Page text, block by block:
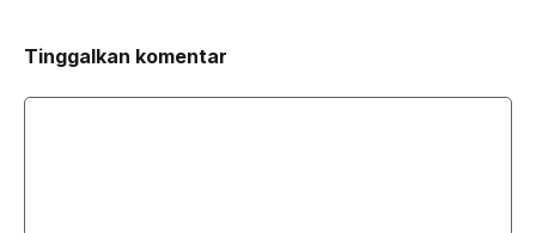
Tinggalkan komentar